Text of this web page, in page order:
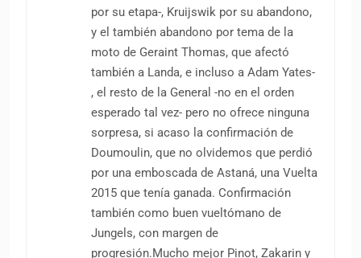
por su etapa-, Kruijswik por su abandono,
y el también abandono por tema de la
moto de Geraint Thomas, que afectó
también a Landa, e incluso a Adam Yates-
, el resto de la General -no en el orden
esperado tal vez- pero no ofrece ninguna
sorpresa, si acaso la confirmación de
Doumoulin, que no olvidemos que perdió
por una emboscada de Astaná, una Vuelta
2015 que tenía ganada. Confirmación
también como buen vueltómano de
Jungels, con margen de
progresión.Mucho mejor Pinot, Zakarin y